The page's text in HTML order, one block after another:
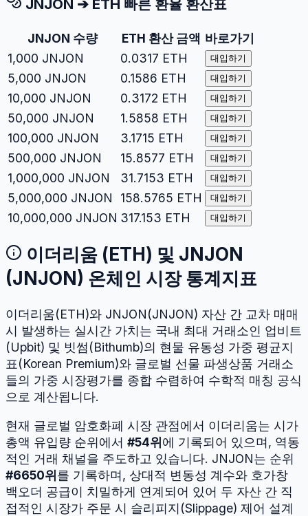
JNJON ➔ ETH 빠른 환율 환산표
JNJON 수량 ETH 환산 금액 바로가기
1,000 JNJON 0.0317 ETH 대입하기
5,000 JNJON 0.1586 ETH 대입하기
10,000 JNJON 0.3172 ETH 대입하기
50,000 JNJON 1.5858 ETH 대입하기
100,000 JNJON 3.1715 ETH 대입하기
500,000 JNJON 15.8577 ETH 대입하기
1,000,000 JNJON 31.7153 ETH 대입하기
5,000,000 JNJON 158.5765 ETH 대입하기
10,000,000 JNJON 317.153 ETH 대입하기
이더리움 ( ETH ) 및 JNJON
(JNJON ) 온체인 시장 통계지표
이더리움(ETH)와 JNJON(JNJON) 자산 간 교차 매매
시 발생하는 실시간 가치는 국내 최대 거래소인 업비트
(Upbit) 및 빗썸(Bithumb)의 현물 유동성 가중 평균지
표(Korean Premium)와 글로벌 선물 파생상품 거래소
들의 가중 시장평가를 종합 수렴하여 수학적 매칭 공식
으로 계산됩니다.
현재 글로벌 암호화폐 시장 관점에서 이더리움는 시가
총액 유입량 순위에서 #54위에 기록되어 있으며, 역동
적인 거래 채널을 주도하고 있습니다. JNJON는 순위
#6650위를 기록하며, 상대적 변동성 계수와 호가창
백오더 공급이 치밀하게 연계되어 있어 두 자산 간 직
접적인 시장가 주문 시 슬리피지(Slippage) 제어 설계